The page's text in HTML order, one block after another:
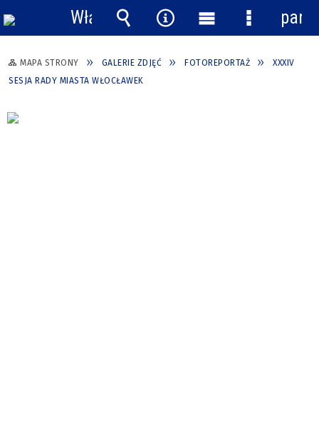
MAPA STRONY GALERIE ZDJĘĆ FOTOREPORTAŻ
XXXIV
SESJA RADY MIASTA WŁOCŁAWEK
Włącz
powiadomienia
Wyszukiwarka
Narzędzia
Menu
główne
Menu
panel